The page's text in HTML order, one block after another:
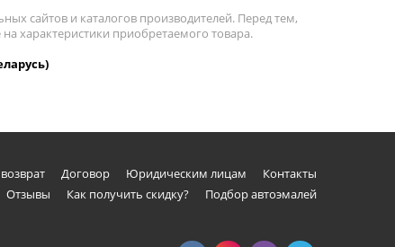
сайтов и каталогов производителей. Перед тем,
характеристики приобретаемого товара.
Договор Юридическим лицам
Контакты
Отзывы Как получить скидку? Подбор автоэмалей